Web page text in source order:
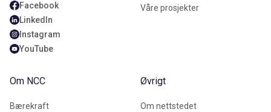
Facebook
LinkedIn
Instagram
YouTube
Våre prosjekter
Om NCC
Bærekraft
Øvrigt
Om nettstedet